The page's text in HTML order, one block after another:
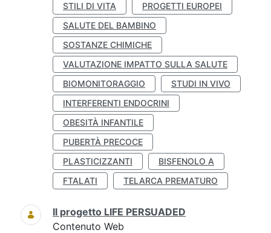
STILI DI VITA
PROGETTI EUROPEI
SALUTE DEL BAMBINO
SOSTANZE CHIMICHE
VALUTAZIONE IMPATTO SULLA SALUTE
BIOMONITORAGGIO
STUDI IN VIVO
INTERFERENTI ENDOCRINI
OBESITÀ INFANTILE
PUBERTÀ PRECOCE
PLASTICIZZANTI
BISFENOLO A
FTALATI
TELARCA PREMATURO
Il progetto LIFE PERSUADED
Contenuto Web